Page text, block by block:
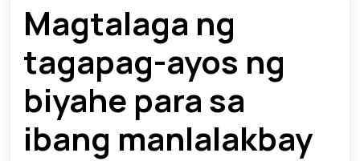
Magtalaga ng
tagapag-ayos ng
biyahe para sa
ibang manlalakbay